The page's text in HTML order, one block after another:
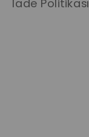
İade Politikası